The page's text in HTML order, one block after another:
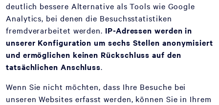
deutlich bessere Alternative als Tools wie Google
Analytics, bei denen die Besuchsstatistiken
fremdverarbeitet werden. IP-Adressen werden in
unserer Konfiguration um sechs Stellen anonymisiert
und ermöglichen keinen Rückschluss auf den
tatsächlichen Anschluss.
Wenn Sie nicht möchten, dass Ihre Besuche bei
unseren Websites erfasst werden, können Sie in Ihrem